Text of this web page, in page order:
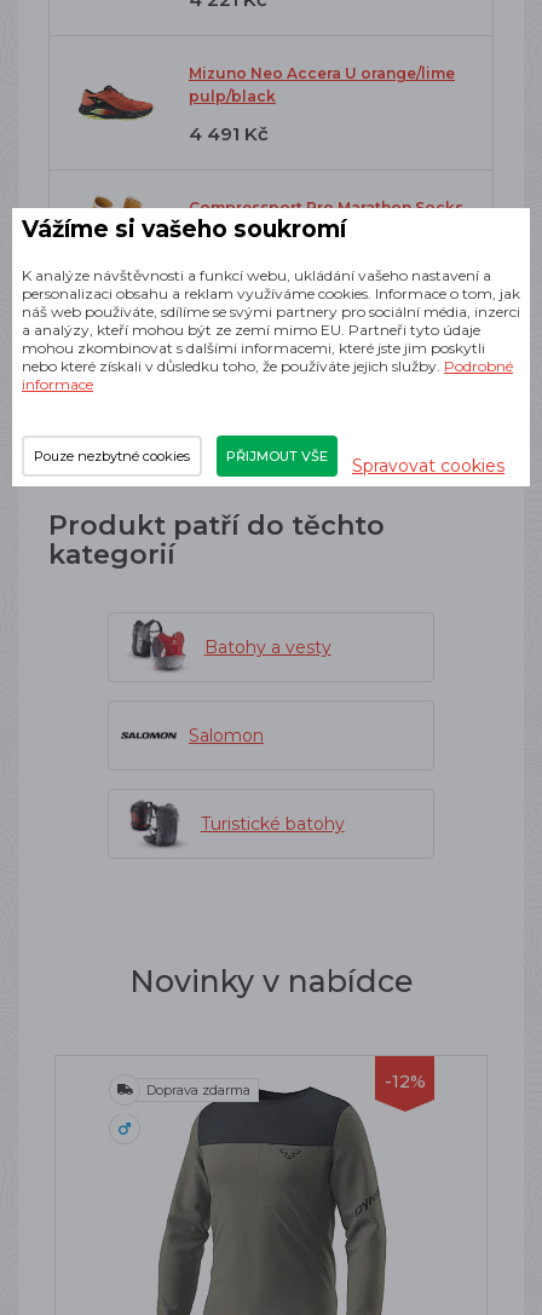
Mizuno Neo Accera U orange/lime
pulp/black
4 491 Kč
Compressport Pro Marathon Socks
V2.0 sunflower/white
650 Kč
Edgar Focus P Drink 100g meloun
Produkt patří do těchto
kategorií
Batohy a vesty
Salomon
Turistické batohy
Novinky v nabídce
-12%
Doprava zdarma
Vážíme si vašeho soukromí
K analýze návštěvnosti a funkcí webu, ukládání vašeho nastavení a
personalizaci obsahu a reklam využíváme cookies. Informace o tom, jak
náš web používáte, sdílíme se svými partnery pro sociální média, inzerci
a analýzy, kteří mohou být ze zemí mimo EU. Partneři tyto údaje
mohou zkombinovat s dalšími informacemi, které jste jim poskytli
nebo které získali v důsledku toho, že používáte jejich služby. Podrobné
informace
Pouze nezbytné cookies PŘIJMOUT VŠE Spravovat cookies